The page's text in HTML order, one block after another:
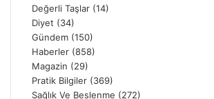
Değerli Taşlar (14)
Diyet (34)
Gündem (150)
Haberler (858)
Magazin (29)
Pratik Bilgiler (369)
Sağlık Ve Beslenme (272)